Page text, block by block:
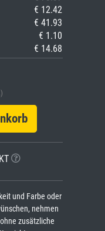
€ 12.42
€ 41.93
€ 1.10
€ 14.68
und Farbe oder
nehmen
zusätzliche